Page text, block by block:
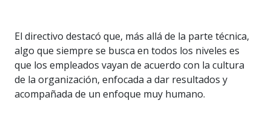
El directivo destacó que, más allá de la parte técnica,
algo que siempre se busca en todos los niveles es
que los empleados vayan de acuerdo con la cultura
de la organización, enfocada a dar resultados y
acompañada de un enfoque muy humano.